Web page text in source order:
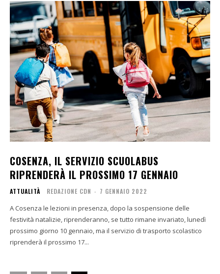
COSENZA, IL SERVIZIO SCUOLABUS
RIPRENDERÀ IL PROSSIMO 17 GENNAIO
ATTUALITÀ REDAZIONE CDN - 7 GENNAIO 2022
A Cosenza le lezioni in presenza, dopo la sospensione delle
festività natalizie, riprenderanno, se tutto rimane invariato, lunedì
prossimo giorno 10 gennaio, ma il servizio di trasporto scolastico
riprenderà il prossimo 17...